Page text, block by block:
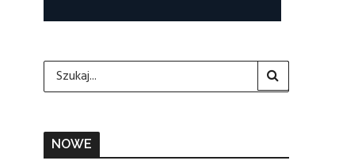
NOWE